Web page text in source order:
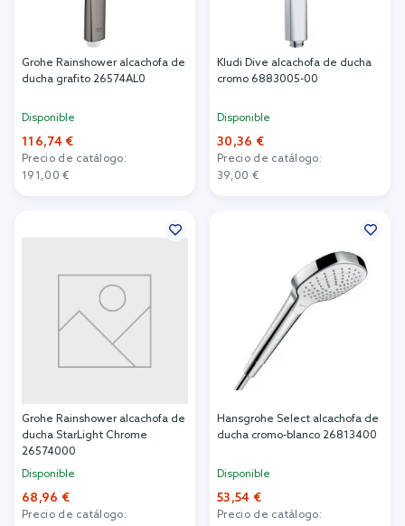
Grohe Rainshower alcachofa de
ducha grafito 26574AL0
Disponible
116,74 €
Precio de catálogo:
191,00 €
Kludi Dive alcachofa de ducha
cromo 6883005-00
Disponible
30,36 €
Precio de catálogo:
39,00 €
Grohe Rainshower alcachofa de
ducha StarLight Chrome
26574000
Disponible
68,96 €
Precio de catálogo:
Hansgrohe Select alcachofa de
ducha cromo-blanco 26813400
Disponible
53,54 €
Precio de catálogo: